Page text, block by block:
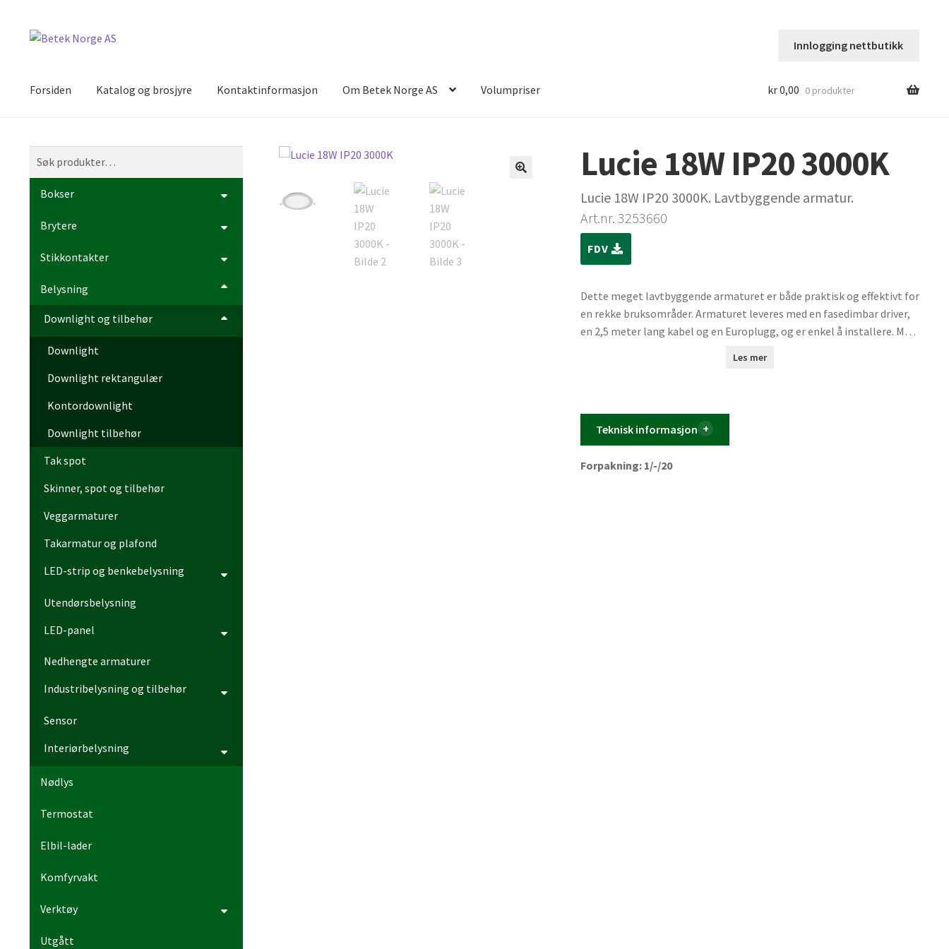
Hopp
Hopp
Innlogging nettbutikk
Forsiden Katalog og brosjyre Kontaktinformasjon Om Betek Norge AS Volumpriser kr0,00 0 produkter
Lucie 18W IP20 3000K
Lucie 18W IP20 3000K. Lavtbyggende armatur.
Art.nr. 3253660
FDV
Dette meget lavtbyggende armaturet er både praktisk og effektivt for
en rekke bruksområder. Armaturet leveres med en fasedimbar driver,
en 2,5 meter lang kabel og en Europlugg, og er enkel å installere. Med
korridorer, vaskerom og garderober.
Les mer
Teknisk informasjon
Forpakning: 1/-/20
Bokser
Brytere
Stikkontakter
Belysning
Downlight og tilbehør
Downlight
Downlight rektangulær
Kontordownlight
Downlight tilbehør
Tak spot
Skinner, spot og tilbehør
Veggarmaturer
Takarmatur og plafond
LED-strip og benkebelysning
Utendørsbelysning
LED-panel
Nedhengte armaturer
Industribelysning og tilbehør
Sensor
Interiørbelysning
Nødlys
Termostat
Elbil-lader
Komfyrvakt
Verktøy
Utgått